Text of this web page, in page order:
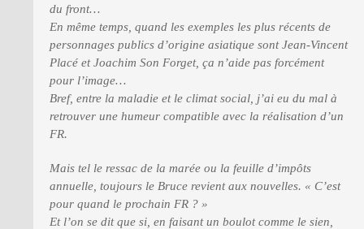
du front…
En même temps, quand les exemples les plus récents de
personnages publics d’origine asiatique sont Jean-Vincent
Placé et Joachim Son Forget, ça n’aide pas forcément
pour l’image…
Bref, entre la maladie et le climat social, j’ai eu du mal à
retrouver une humeur compatible avec la réalisation d’un
FR.
Mais tel le ressac de la marée ou la feuille d’impôts
annuelle, toujours le Bruce revient aux nouvelles. « C’est
pour quand le prochain FR ? »
Et l’on se dit que si, en faisant un boulot comme le sien,